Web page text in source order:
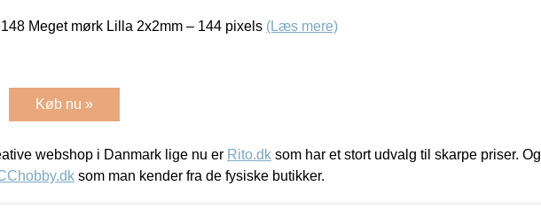
Meget mørk Lilla 2x2mm – 144 pixels (Læs mere)
Køb nu »
webshop i Danmark lige nu er Rito.dk som har et stort udvalg til skarpe priser. Og
som man kender fra de fysiske butikker.